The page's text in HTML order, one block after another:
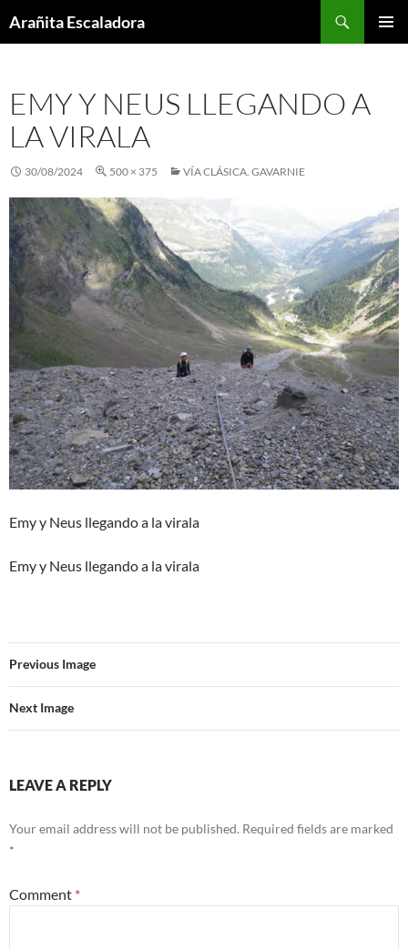
toArañita Escaladora
EMY Y NEUS LLEGANDO A
LA VIRALA
30/08/2024 500 × 375 VÍA CLÁSICA. GAVARNIE
Emy y Neus llegando a la virala
Emy y Neus llegando a la virala
Previous Image
Next Image
LEAVE A REPLY
Your email address will not be published. Required fields are marked
*
Comment *